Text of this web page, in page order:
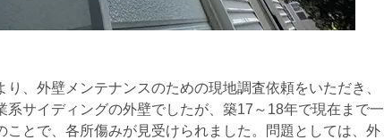
、外壁メンテナンスのための現地調査依頼をいただき、
サイディングの外壁でしたが、築17～18年で現在まで一
ことで、各所傷みが見受けられました。問題としては、外